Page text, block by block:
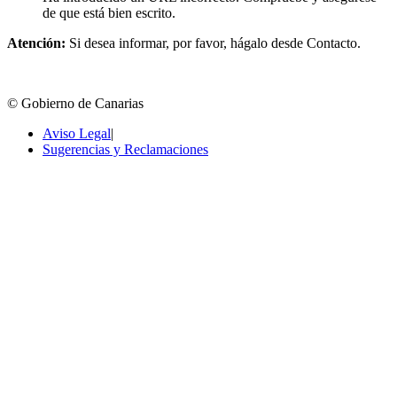
de que está bien escrito.
Atención: Si desea informar, por favor, hágalo desde Contacto.
© Gobierno de Canarias
Aviso Legal|
Sugerencias y Reclamaciones